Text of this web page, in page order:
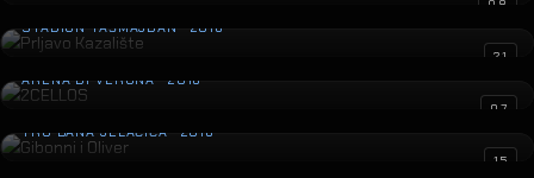
08
STADION TAŠMAJDAN · 2016
21
2CELLOS
ARENA DI VERONA · 2016
07
Gibonni i Oliver
TRG BANA JELAČIĆA · 2016
15
Saša Kovačević